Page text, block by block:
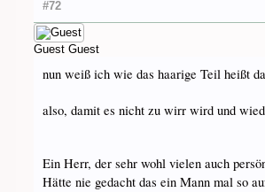
#72
Guest Guest
nun weiß ich wie das haarige Teil heißt
also, damit es nicht zu wirr wird und
Ein Herr, der sehr wohl vielen auch
Hätte nie gedacht das ein Mann mal so